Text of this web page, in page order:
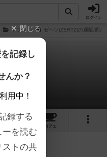
ログイン
ギプフ ゼヘツ(ZERTZ)の通販/商品
日記
カフェ
プに戻る
閉じる
記録し
んか？
用中！
録する
を読む
ストの共